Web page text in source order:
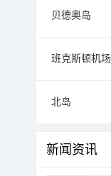
贝德奥岛
北岛
新闻资讯